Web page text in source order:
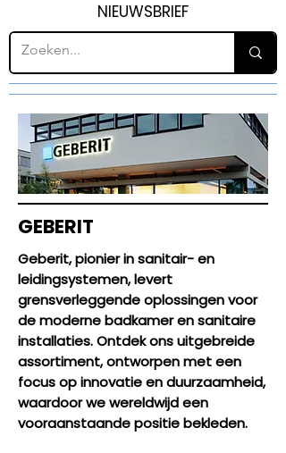
NIEUWSBRIEF
GEBERIT
Geberit, pionier in sanitair- en
leidingsystemen, levert
grensverleggende oplossingen voor
de moderne badkamer en sanitaire
installaties. Ontdek ons uitgebreide
assortiment, ontworpen met een
focus op innovatie en duurzaamheid,
waardoor we wereldwijd een
vooraanstaande positie bekleden.